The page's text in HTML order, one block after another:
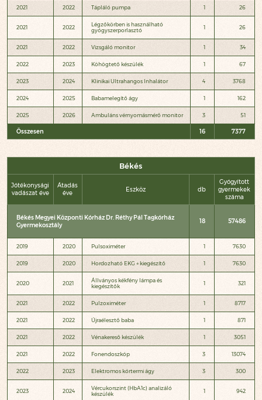
2021 2022 Tápláló pumpa 1 26
2021 2022
Légzőkörben is használható
gyógyszerporlasztó
1 26
2021 2022 Vizsgáló monitor 1 34
2022 2023 Köhögtető készülék 1 67
2023 2024 Klinikai Ultrahangos Inhalátor 4 3768
2024 2025 Babamelegítő ágy 1 162
2025 2026 Ambuláns vérnyomásmérő monitor 3 51
Összesen 16 7377
Békés
Jótékonysági
vadászat éve
Átadás
éve
Eszköz db
Gyógyított
gyermekek
száma
Békés Megyei Központi Kórház Dr. Réthy Pál Tagkórház
Gyermekosztály
18 57486
2019 2020 Pulsoximéter 1 7630
2019 2020 Hordozható EKG + kiegészítő 1 7630
2020 2021
Állványos kékfény lámpa és
kiegészítők
1 321
2021 2022 Pulzoximéter 1 8717
2021 2022 Újraélesztő baba 1 871
2021 2022 Vénakereső készülék 1 3051
2021 2022 Fonendoszkóp 3 13074
2022 2023 Elektromos kórtermi ágy 3 300
2023 2024
Vércukorszint (HbA1c) analizáló
készülék
1 942